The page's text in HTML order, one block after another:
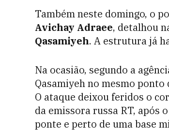
Também neste domingo, o
Avichay Adraee, detalhou
Qasamiyeh. A estrutura já
Na ocasião, segundo a
Qasamiyeh no mesmo
O ataque deixou feridos o
da emissora russa RT, após
ponte e perto de uma base